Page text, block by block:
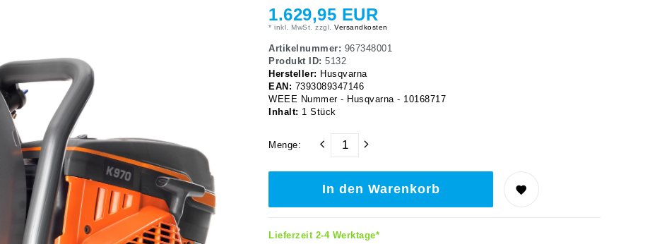
1.629,95 EUR
* inkl. MwSt. zzgl. Versandkosten
Artikelnummer: 967348001
Produkt ID: 5132
Hersteller: Husqvarna
EAN: 7393089347146
WEEE Nummer - Husqvarna - 10168717
Inhalt: 1 Stück
Menge:
In den Warenkorb
Lieferzeit 2-4 Werktage*